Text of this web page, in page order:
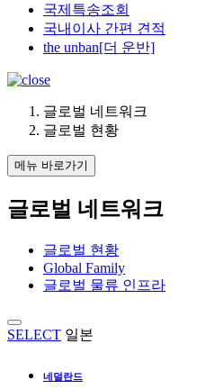
국제특송조회
국내이사 간편 견적
the unban[더 운반]
글로벌 네트워크
글로벌 현황
메뉴 바로가기
글로벌 네트워크
글로벌 현황
Global Family
글로벌 물류 인프라
SELECT 일본
네덜란드